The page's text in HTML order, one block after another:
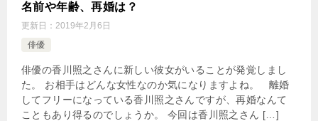
名前や年齢、再婚は？
更新日： 2019年2月6日
俳優
俳優の香川照之さんに新しい彼女がいることが発覚しまし
た。 お相手はどんな女性なのか気になりますよね。 離婚
してフリーになっている香川照之さんですが、再婚なんて
こともあり得るのでしょうか。 今回は香川照之さん […]